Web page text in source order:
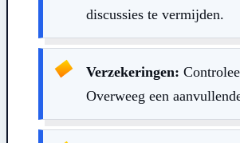
discussies te vermijden.
Verzekeringen:
Overweeg een